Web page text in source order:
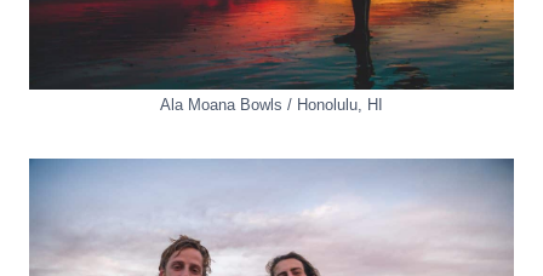
Ala Moana Bowls / Honolulu, HI